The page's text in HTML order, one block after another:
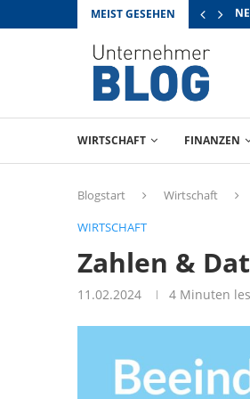
MEIST GESEHEN
WIRTSCHAFT FINANZEN
Blogstart Wirtschaft
WIRTSCHAFT
Zahlen &
11.02.2024 4 Minuten